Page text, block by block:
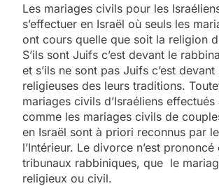
Les mariages civils pour les
s’effectuer en Israël où seuls les
ont cours quelle que soit la religion
S’ils sont Juifs c’est devant le
et s’ils ne sont pas Juifs c’est
religieuses des leurs traditions.
mariages civils d’Israéliens effectués
comme les mariages civils de
en Israël sont à priori reconnus par
l’Intérieur. Le divorce n’est
tribunaux rabbiniques, que le
religieux ou civil.